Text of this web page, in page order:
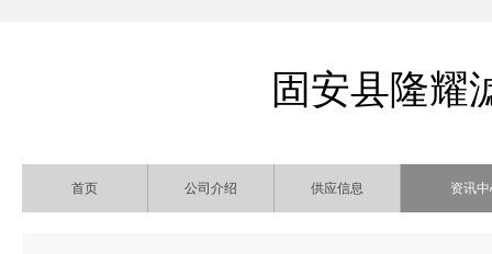
固安县隆耀
首页 公司介绍 供应信息 资讯